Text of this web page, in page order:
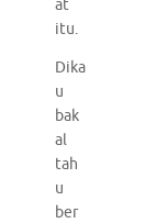
at
itu.
Dika
u
bak
al
tah
u
ber